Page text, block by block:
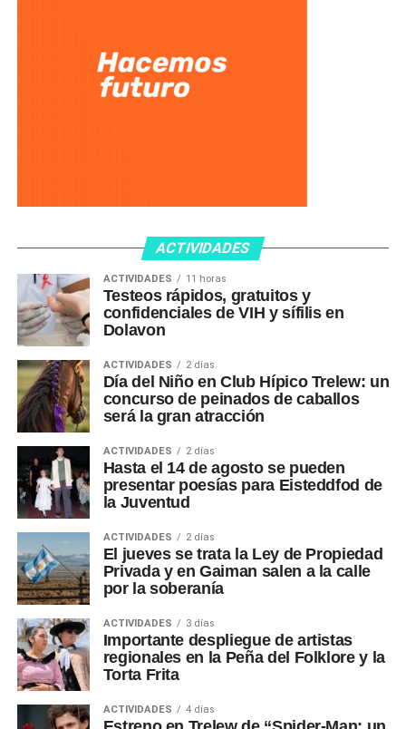
ACTIVIDADES
ACTIVIDADES 11 horas
Testeos rápidos, gratuitos y
confidenciales de VIH y sífilis en
Dolavon
ACTIVIDADES 2 días
Día del Niño en Club Hípico Trelew: un
concurso de peinados de caballos
será la gran atracción
ACTIVIDADES 2 días
Hasta el 14 de agosto se pueden
presentar poesías para Eisteddfod de
la Juventud
ACTIVIDADES 2 días
El jueves se trata la Ley de Propiedad
Privada y en Gaiman salen a la calle
por la soberanía
ACTIVIDADES 3 días
Importante despliegue de artistas
regionales en la Peña del Folklore y la
Torta Frita
ACTIVIDADES 4 días